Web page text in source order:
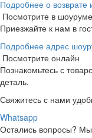
Подробнее о возврате
Посмотрите в шоуруме
Приезжайте к нам в
Подробнее адрес
Посмотрите онлайн
Познакомьтесь с
деталь.
Свяжитесь с нами
Whatsapp
Остались вопросы? Мы